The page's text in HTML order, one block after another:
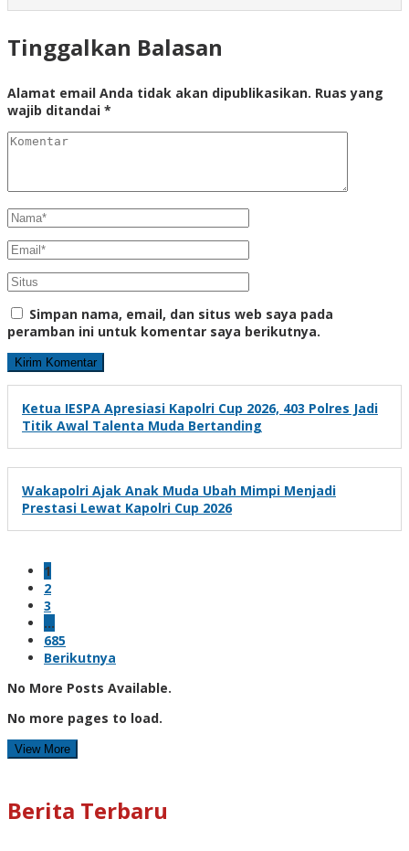
Tinggalkan Balasan
Alamat email Anda tidak akan dipublikasikan. Ruas yang
wajib ditandai *
Simpan nama, email, dan situs web saya pada
peramban ini untuk komentar saya berikutnya.
Ketua IESPA Apresiasi Kapolri Cup 2026, 403 Polres Jadi
Titik Awal Talenta Muda Bertanding
Wakapolri Ajak Anak Muda Ubah Mimpi Menjadi
Prestasi Lewat Kapolri Cup 2026
1
2
3
…
685
Berikutnya
No More Posts Available.
No more pages to load.
View More
Berita Terbaru